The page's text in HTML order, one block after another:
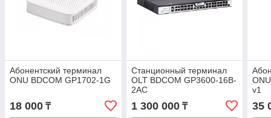
Абонентский терминал
ONU BDCOM GP1702-1G
18 000 ₸
Станционный терминал
OLT BDCOM GP3600-16B-
2AC
1 300 000₸
v1
35